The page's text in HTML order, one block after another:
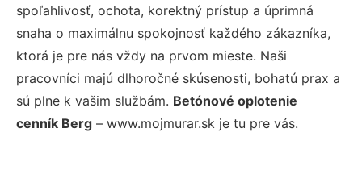
spoľahlivosť, ochota, korektný prístup a úprimná
snaha o maximálnu spokojnosť každého zákazníka,
ktorá je pre nás vždy na prvom mieste. Naši
pracovníci majú dlhoročné skúsenosti, bohatú prax a
sú plne k vašim službám. Betónové oplotenie
cenník Berg – www.mojmurar.sk je tu pre vás.